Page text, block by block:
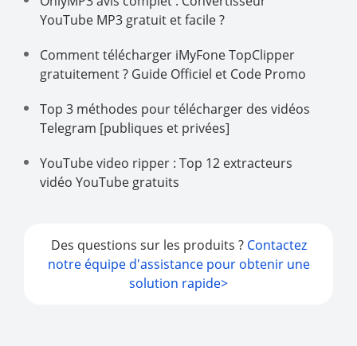
YouTube MP3 gratuit et facile ?
Comment télécharger iMyFone TopClipper
gratuitement ? Guide Officiel et Code Promo
Top 3 méthodes pour télécharger des vidéos
Telegram [publiques et privées]
YouTube video ripper : Top 12 extracteurs
vidéo YouTube gratuits
Des questions sur les produits ? Contactez
notre équipe d'assistance pour obtenir une
solution rapide>